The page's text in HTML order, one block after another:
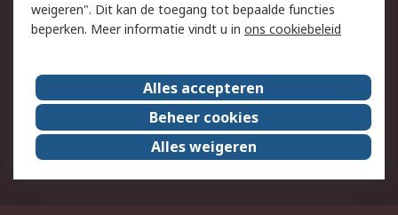
Algemene
verkoopvoorwaarden
Over RS
RS Group
Over ons
RS wereldwijd
Werken bij RS
ESG
weigeren". Dit kan de toegang tot bepaalde functies
beperken. Meer informatie vindt u in ons cookiebeleid
Alles accepteren
Beheer cookies
Alles weigeren